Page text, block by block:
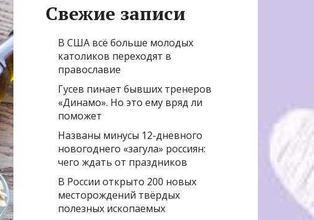
Свежие записи
В США всё больше молодых
католиков переходят в
православие
Гусев пинает бывших тренеров
«Динамо». Но это ему вряд ли
поможет
Названы минусы 12-дневного
новогоднего «загула» россиян:
чего ждать от праздников
В России открыто 200 новых
месторождений твёрдых
полезных ископаемых